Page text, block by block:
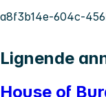
a8f3b14e-604c-
Lignende
House of